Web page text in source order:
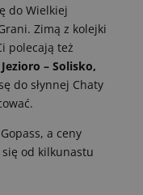
do Wielkiej
Zimą z kolejki
polecają też
– Solisko,
do słynnej Chaty
a ceny
od kilkunastu